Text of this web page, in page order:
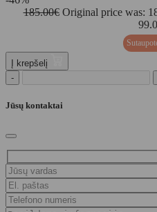
185.00€ Original price was:
Į krepšelį
-
Jūsų kontaktai